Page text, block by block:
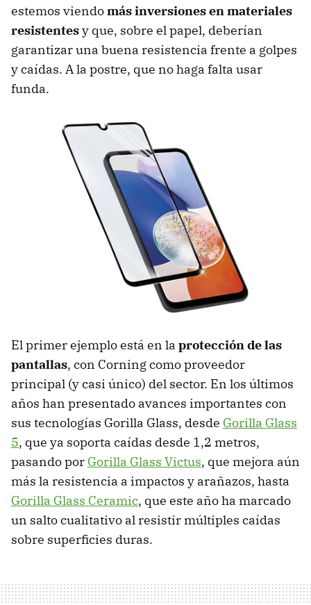
estemos viendomás inversiones enmateriales
resistentesy que, sobre el papel, deberían
garantizar una buena resistencia frente a golpes
y caídas. A la postre, que no haga falta usar
funda.
El primer ejemplo está en la protección de las
pantallas, con Corning como proveedor
principal (y casi único) del sector. En los últimos
años han presentado avances importantes con
sus tecnologías Gorilla Glass, desde Gorilla Glass
5, que ya soporta caídas desde 1,2 metros,
pasando por Gorilla Glass Victus, que mejora aún
más la resistencia a impactos y arañazos, hasta
Gorilla Glass Ceramic, que este año ha marcado
un salto cualitativo al resistir múltiples caídas
sobre superficies duras.